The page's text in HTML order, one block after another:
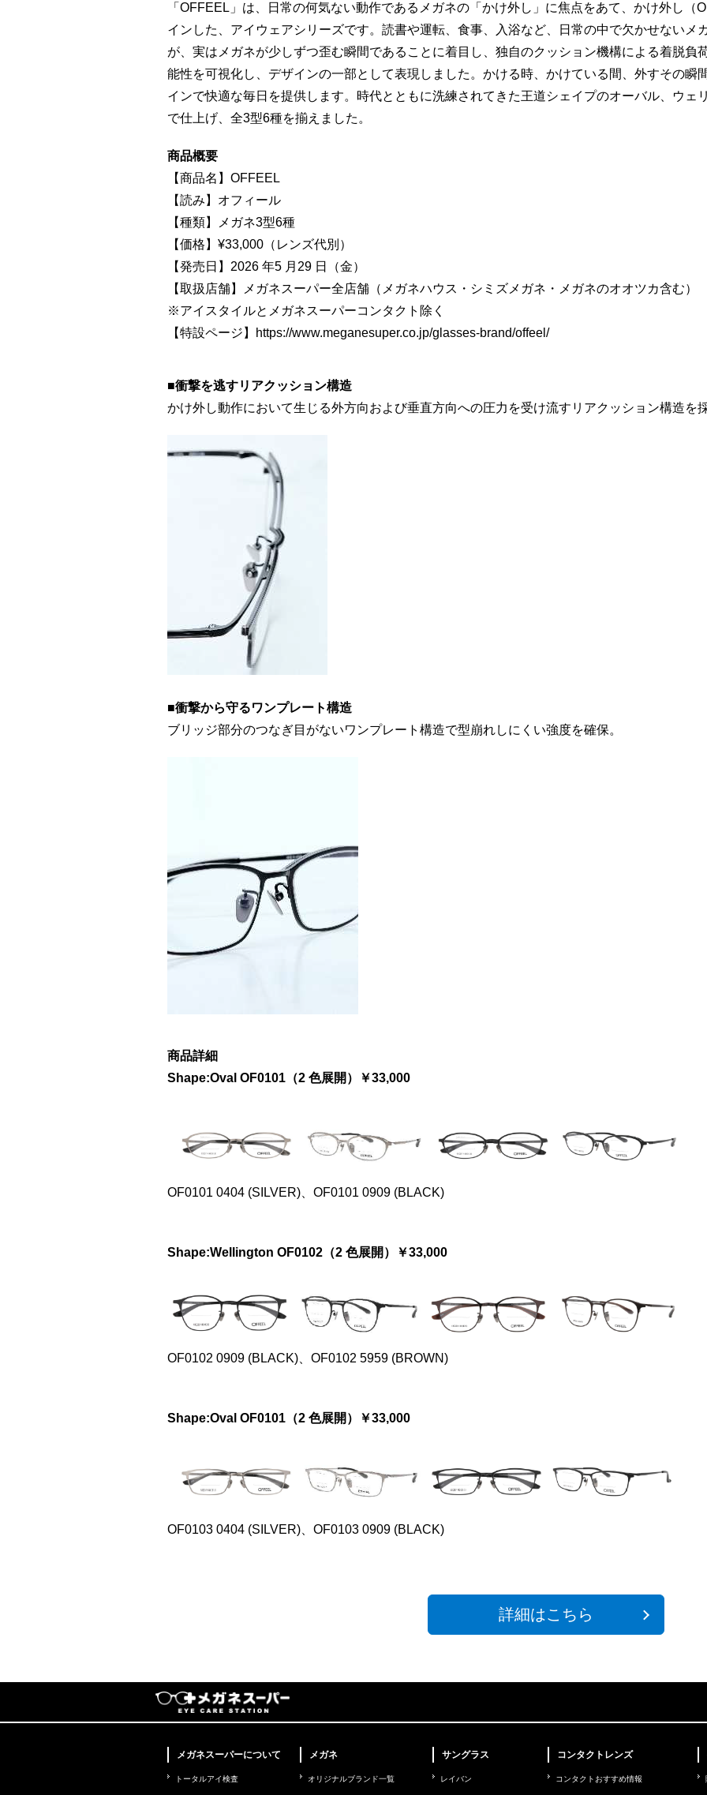
「OFFEEL」は、日常の何気ない動作であるメガネの「かけ外し」に焦点をあて、かけ外し（
インした、アイウェアシリーズです。読書や運転、食事、入浴など、日常の中で欠かせないメ
が、実はメガネが少しずつ歪む瞬間であることに着目し、独自のクッション機構による着脱負
能性を可視化し、デザインの一部として表現しました。かける時、かけている間、外すその瞬
インで快適な毎日を提供します。時代とともに洗練されてきた王道シェイプのオーバル、ウェ
で仕上げ、全3型6種を揃えました。
商品概要
【商品名】OFFEEL
【読み】オフィール
【種類】メガネ3型6種
【価格】¥33,000（レンズ代別）
【発売日】2026 年5 月29 日（金）
【取扱店舗】メガネスーパー全店舗（メガネハウス・シミズメガネ・メガネのオオツカ含む）
※アイスタイルとメガネスーパーコンタクト除く
【特設ページ】
https://www.meganesuper.co.jp/glasses-brand/offeel/
■衝撃を逃すリアクッション構造
かけ外し動作において生じる外方向および垂直方向への圧力を受け流すリアクッション構造を
■衝撃から守るワンプレート構造
ブリッジ部分のつなぎ目がないワンプレート構造で型崩れしにくい強度を確保。
商品詳細
Shape:Oval OF0101（2 色展開）￥33,000
OF0101 0404 (SILVER)、OF0101 0909 (BLACK)
Shape:Wellington OF0102（2 色展開）￥33,000
OF0102 0909 (BLACK)、OF0102 5959 (BROWN)
Shape:Oval OF0101（2 色展開）￥33,000
OF0103 0404 (SILVER)、OF0103 0909 (BLACK)
詳細はこちら
メガネスーパーについて
トータルアイ検査
メガネ
オリジナルブランド一覧
サングラス
レイバン
コンタクトレンズ
コンタクトおすすめ情報